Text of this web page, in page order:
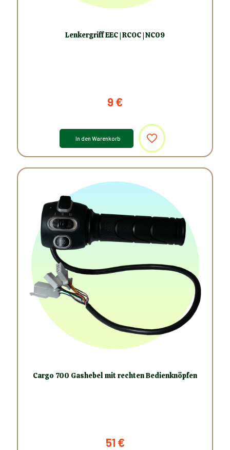
Lenkergriff EEC | RCOC | NC09
9€
In den Warenkorb
Cargo 700 Gashebel mit rechten Bedienknöpfen
51€